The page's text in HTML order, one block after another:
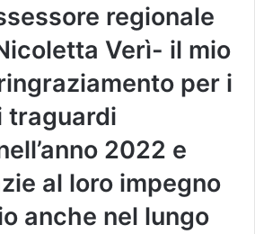
regionale
Verì- il mio
per i
traguardi
2022 e
al loro impegno
anche nel lungo